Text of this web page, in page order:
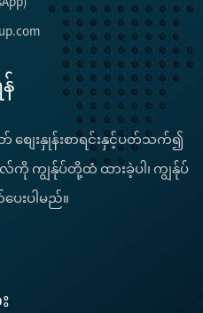
ျေးနှုန်းစာရင်းနှင့်ပတ်သက်၍
လ်ကို ကျွန်ုပ်တို့ထံ ထားခဲ့ပါ၊ ကျွန်ုပ်
းပါမည်။